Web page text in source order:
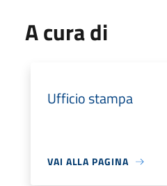
A cura di
Ufficio stampa
VAI ALLA PAGINA